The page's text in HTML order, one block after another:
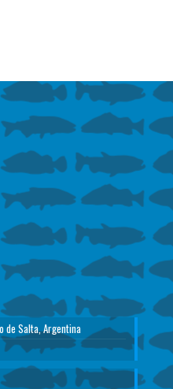
de Salta, Argentina